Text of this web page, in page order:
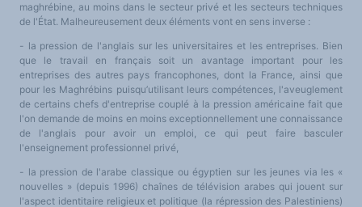
maghrébine, au moins dans le secteur privé et les secteurs techniques
de l'État. Malheureusement deux éléments vont en sens inverse :
- la pression de l'anglais sur les universitaires et les entreprises. Bien
que le travail en français soit un avantage important pour les
entreprises des autres pays francophones, dont la France, ainsi que
pour les Maghrébins puisqu’utilisant leurs compétences, l'aveuglement
de certains chefs d'entreprise couplé à la pression américaine fait que
l'on demande de moins en moins exceptionnellement une connaissance
de l'anglais pour avoir un emploi, ce qui peut faire basculer
l'enseignement professionnel privé,
- la pression de l'arabe classique ou égyptien sur les jeunes via les «
nouvelles » (depuis 1996) chaînes de télévision arabes qui jouent sur
l'aspect identitaire religieux et politique (la répression des Palestiniens)